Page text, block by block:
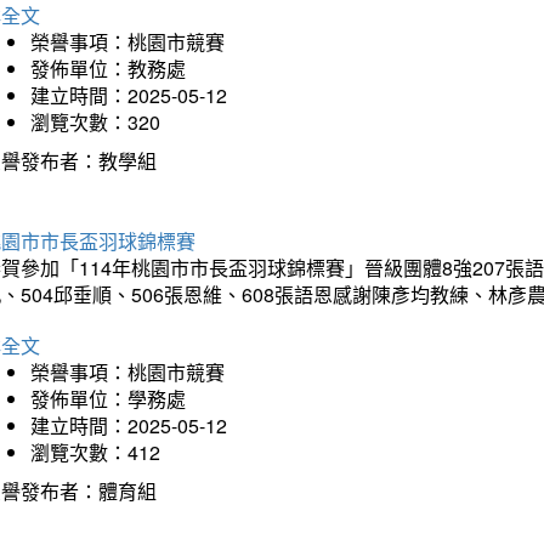
文
榮譽事項：桃園市競賽
發佈單位：教務處
建立時間：2025-05-12
瀏覽次數：320
發布者：教學組
市市長盃羽球錦標賽
參加「114年桃園市市長盃羽球錦標賽」晉級團體8強207張
504邱垂順、506張恩維、608張語恩感謝陳彥均教練、林彥
文
榮譽事項：桃園市競賽
發佈單位：學務處
建立時間：2025-05-12
瀏覽次數：412
發布者：體育組